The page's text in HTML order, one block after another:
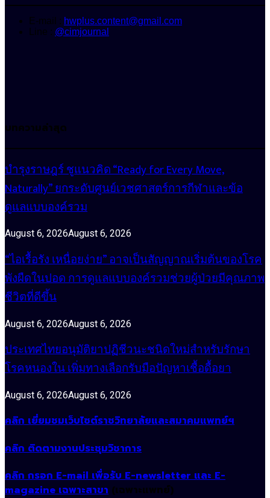
E-mail : hwplus.content@gmail.com
Line : @cimjournal
บทความล่าสุด
บำรุงราษฎร์ ชูแนวคิด “Ready for Every Move,
Naturally” ยกระดับศูนย์เวชศาสตร์การกีฬาและข้อ
ดูแลแบบองค์รวม
August 6, 2026August 6, 2026
“ไอเรื้อรัง เหนื่อยง่าย” อาจเป็นสัญญาณเริ่มต้นของโรค
พังผืดในปอด การดูแลแบบองค์รวมช่วยผู้ป่วยมีคุณภาพ
ชีวิตที่ดีขึ้น
August 6, 2026August 6, 2026
ประเทศไทยอนุมัติยาปฏิชีวนะชนิดใหม่สำหรับรักษา
โรคหนองใน เพิ่มทางเลือกรับมือปัญหาเชื้อดื้อยา
August 6, 2026August 6, 2026
คลิก เยี่ยมชมเว็บไซต์ราชวิทยาลัยและสมาคมแพทย์ฯ
คลิก ติดตามงานประชุมวิชาการ
คลิก กรอก E-mail เพื่อรับ E-newsletter และ E-
magazine เฉพาะสาขา (เฉพาะแพทย์)